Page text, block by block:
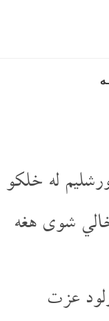
له خلکو
شوی هغه
عزت